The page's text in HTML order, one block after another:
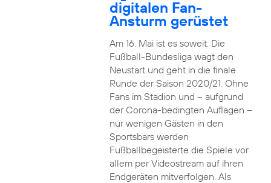
digitalen Fan-
Ansturm gerüstet
Am 16. Mai ist es soweit: Die
Fußball-Bundesliga wagt den
Neustart und geht in die finale
Runde der Saison 2020/21. Ohne
Fans im Stadion und – aufgrund
der Corona-bedingten Auflagen –
nur wenigen Gästen in den
Sportsbars werden
Fußballbegeisterte die Spiele vor
allem per Videostream auf ihren
Endgeräten mitverfolgen. Als